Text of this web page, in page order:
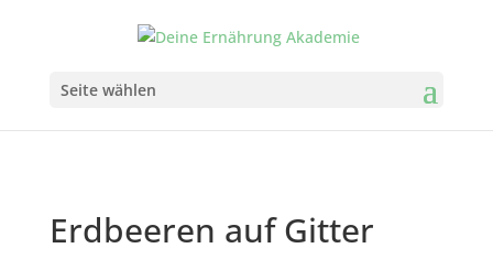
Seite wählen
Erdbeeren auf Gitter